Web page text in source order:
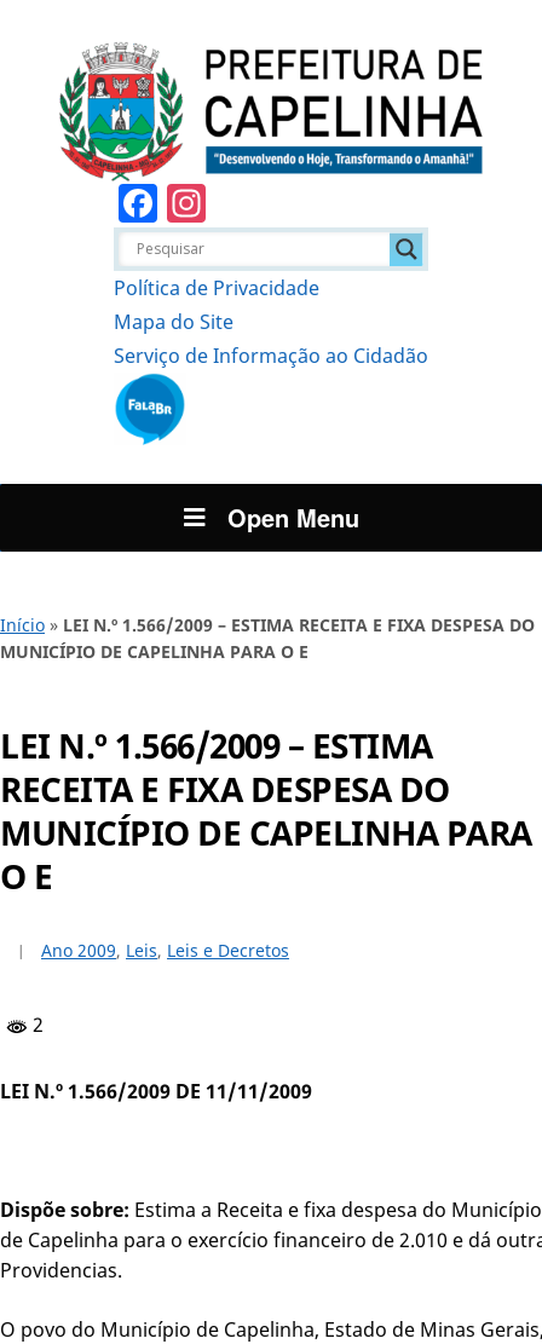
Facebook
Política de Privacidade
Mapa do Site
Serviço de Informação ao Cidadão
Open Menu
Início » LEI N.º 1.566/2009 – ESTIMA RECEITA E FIXA DESPESA DO
MUNICÍPIO DE CAPELINHA PARA O E
LEI N.º 1.566/2009 – ESTIMA
RECEITA E FIXA DESPESA DO
MUNICÍPIO DE CAPELINHA PARA
O E
Ano 2009, Leis, Leis e Decretos
2
LEI N.º 1.566/2009 DE 11/11/2009
Dispõe sobre: Estima a Receita e fixa despesa do Município
de Capelinha para o exercício financeiro de 2.010 e dá
Providencias.
O povo do Município de Capelinha, Estado de Minas